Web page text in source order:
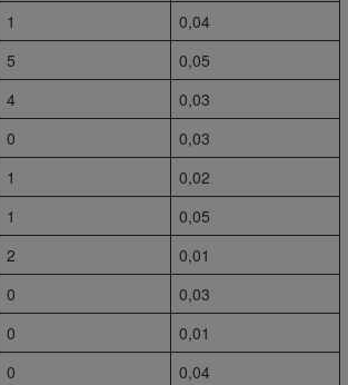
1
0,04
5
0,05
4
0,03
0
0,03
1
0,02
1
0,05
2
0,01
0
0,03
0
0,01
0
0,04